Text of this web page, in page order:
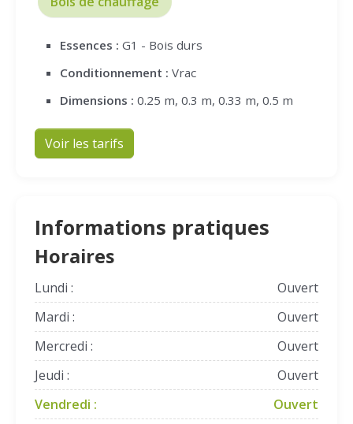
Essences : G1 - Bois durs
Conditionnement : Vrac
Dimensions : 0.25 m, 0.3 m, 0.33 m, 0.5 m
Voir les tarifs
Informations pratiques
Horaires
Lundi :
Ouvert
Mardi :
Ouvert
Mercredi :
Ouvert
Jeudi :
Ouvert
Vendredi :
Ouvert